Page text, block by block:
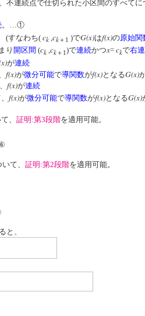
不連続点で仕切られた小区間のすべてに
。…①
(すなわち( ck ck＋1 )でG(x)はf(x)の原始関
り 開区間 (ck ,ck＋1)で連続かつx= ckで右
が連続
f(x)が微分可能で導関数がf(x)となるG(x)
f(x)が連続
f(x)が微分可能で導関数がf(x)となるG(x)
、 証明:第3段階を適用可能。
て、 証明:第2段階を適用可能。
と、